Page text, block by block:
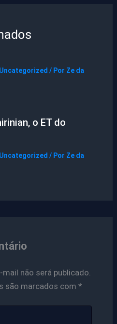
Uncategorized / Por Ze da
o ET do
Uncategorized / Por Ze da
mail não será publicado.
são marcados com *